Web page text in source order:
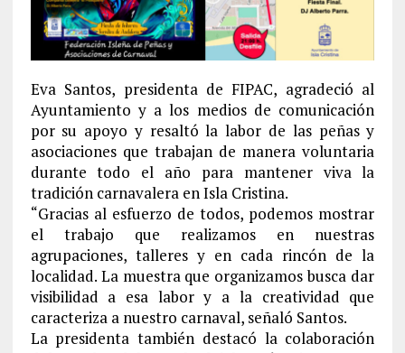
Eva Santos, presidenta de FIPAC, agradeció al
Ayuntamiento y a los medios de comunicación
por su apoyo y resaltó la labor de las peñas y
asociaciones que trabajan de manera voluntaria
durante todo el año para mantener viva la
tradición carnavalera en Isla Cristina.
“Gracias al esfuerzo de todos, podemos mostrar
el trabajo que realizamos en nuestras
agrupaciones, talleres y en cada rincón de la
localidad. La muestra que organizamos busca dar
visibilidad a esa labor y a la creatividad que
caracteriza a nuestro carnaval, señaló Santos.
La presidenta también destacó la colaboración